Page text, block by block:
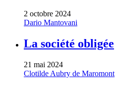
2 octobre 2024
Dario Mantovani
La société obligée
21 mai 2024
Clotilde Aubry de Maromont